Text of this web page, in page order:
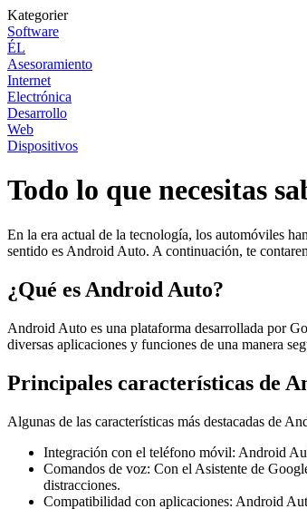
Kategorier
Software
ÉL
Asesoramiento
Internet
Electrónica
Desarrollo
Web
Dispositivos
Todo lo que necesitas
En la era actual de la tecnología, los automóviles
sentido es Android Auto. A continuación, te
¿Qué es Android Auto?
Android Auto es una plataforma desarrollada por
diversas aplicaciones y funciones de una manera
Principales características de
Algunas de las características más destacadas de
Integración con el teléfono móvil: Android
Comandos de voz: Con el Asistente de
distracciones.
Compatibilidad con aplicaciones: Android